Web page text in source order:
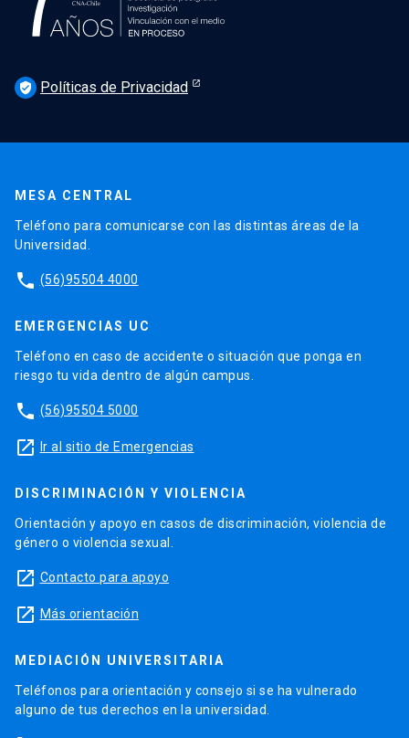
verified_user Políticas de Privacidad
MESA CENTRAL
Teléfono para comunicarse con las distintas áreas de la
Universidad.
phone (56)95504 4000
EMERGENCIAS UC
Teléfono en caso de accidente o situación que ponga en
riesgo tu vida dentro de algún campus.
phone (56)95504 5000
launch Ir al sitio de Emergencias
DISCRIMINACIÓN Y VIOLENCIA
Orientación y apoyo en casos de discriminación, violencia de
género o violencia sexual.
launch Contacto para apoyo
launch Más orientación
MEDIACIÓN UNIVERSITARIA
Teléfonos para orientación y consejo si se ha vulnerado
alguno de tus derechos en la universidad.